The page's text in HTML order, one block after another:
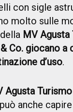
con sigle
molto sulle
MV
Co. giocano a
d’uso.
Agusta
anche